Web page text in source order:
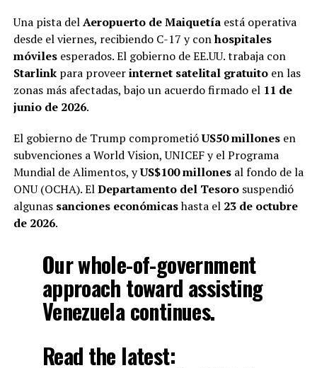
Una pista delAeropuerto de Maiquetíaestá operativa
desde el viernes, recibiendo C-17 y conhospitales
móvilesesperados. El gobierno de EE.UU. trabaja con
Starlinkpara proveerinternet satelital gratuitoen las
zonas más afectadas, bajo un acuerdo firmado el 11 de
junio de 2026.
El gobierno de Trump comprometióUS50 millonesen
subvenciones a World Vision, UNICEF y el Programa
Mundial de Alimentos, yUS$100 millonesal fondo de la
ONU (OCHA). ElDepartamento del Tesorosuspendió
algunas sanciones económicashasta el 23 de octubre
de 2026.
Our whole-of-government
approach toward assisting
Venezuela continues.
Read the latest: